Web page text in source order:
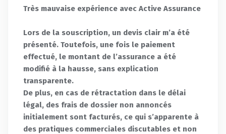
Très mauvaise expérience avec Active Assurance
Lors de la souscription, un devis clair m’a été
présenté. Toutefois, une fois le paiement
effectué, le montant de l’assurance a été
modifié à la hausse, sans explication
transparente.
De plus, en cas de rétractation dans le délai
légal, des frais de dossier non annoncés
initialement sont facturés, ce qui s’apparente à
des pratiques commerciales discutables et non